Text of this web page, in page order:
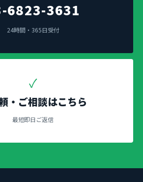
6823-3631
24時間・365日受付
✓
・ご相談はこちら
最短即日ご返信